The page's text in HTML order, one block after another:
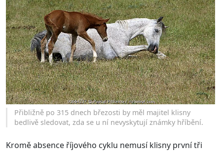
Přibližně po 315 dnech březosti by měl majitel klisny
bedlivě sledovat, zda se u ní nevyskytují známky hříbění.
Kromě absence říjového cyklu nemusí klisny první tři